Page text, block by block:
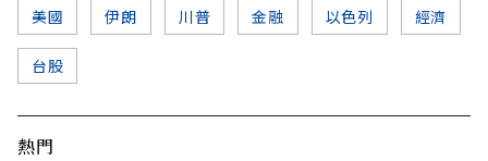
美國 伊朗 川普 金融 以色列 經濟
台股
熱門